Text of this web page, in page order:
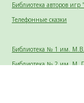
Библиотека авторов
Телефонные сказки
Библиотека № 1 им.
Библиотека № 2 им. М.